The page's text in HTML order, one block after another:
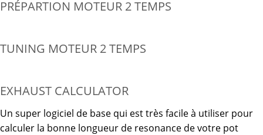
PRÉPARTION MOTEUR 2 TEMPS
TUNING MOTEUR 2 TEMPS
EXHAUST CALCULATOR
Un super logiciel de base qui est très facile à utiliser pour
calculer la bonne longueur de resonance de votre pot